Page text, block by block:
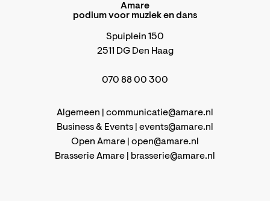
Amare
podium voor muziek en dans
Spuiplein 150
2511 DG Den Haag
070 88 00 300
Algemeen | communicatie@amare.nl
Business & Events | events@amare.nl
Open Amare | open@amare.nl
Brasserie Amare |
brasserie@amare.nl